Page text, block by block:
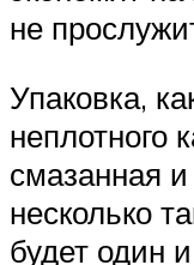
не
Упаковка,
неплотного
смазанная
несколько
будет один